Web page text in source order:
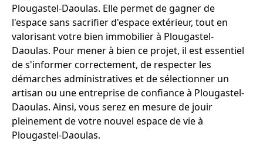
Plougastel-Daoulas. Elle permet de gagner de
l'espace sans sacrifier d'espace extérieur, tout en
valorisant votre bien immobilier à Plougastel-
Daoulas. Pour mener à bien ce projet, il est essentiel
de s'informer correctement, de respecter les
démarches administratives et de sélectionner un
artisan ou une entreprise de confiance à Plougastel-
Daoulas. Ainsi, vous serez en mesure de jouir
pleinement de votre nouvel espace de vie à
Plougastel-Daoulas.